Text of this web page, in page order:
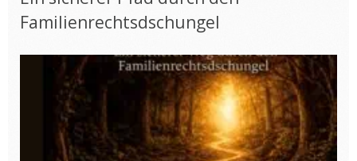
Familienrechtsdschungel